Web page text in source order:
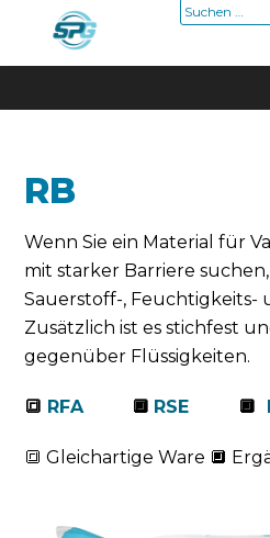
content
Suche
RB
Wenn Sie ein Material für
mit starker Barriere
Sauerstoff-, Feuchtigkeits-
Zusätzlich ist es stichfest
gegenüber Flüssigkeiten.
🔳 RFA 🔲 RSE 🔲
🔳 Gleichartige Ware 🔲